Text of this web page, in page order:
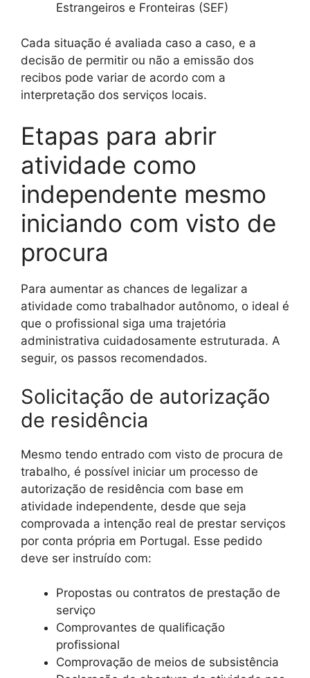
Estrangeiros e Fronteiras (SEF)
Cada situação é avaliada caso a caso, e a
decisão de permitir ou não a emissão dos
recibos pode variar de acordo com a
interpretação dos serviços locais.
Etapas para abrir
atividade como
independente mesmo
iniciando com visto de
procura
Para aumentar as chances de legalizar a
atividade como trabalhador autônomo, o ideal é
que o profissional siga uma trajetória
administrativa cuidadosamente estruturada. A
seguir, os passos recomendados.
Solicitação de autorização
de residência
Mesmo tendo entrado com visto de procura de
trabalho, é possível iniciar um processo de
autorização de residência com base em
atividade independente, desde que seja
comprovada a intenção real de prestar serviços
por conta própria em Portugal. Esse pedido
deve ser instruído com:
Propostas ou contratos de prestação de
serviço
Comprovantes de qualificação
profissional
Comprovação de meios de subsistência